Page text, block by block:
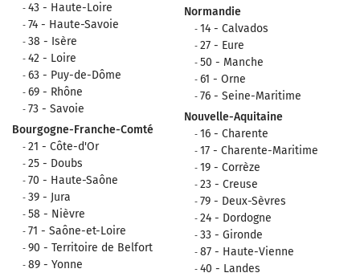
43 - Haute-Loire
74 - Haute-Savoie
38 - Isère
42 - Loire
63 - Puy-de-Dôme
69 - Rhône
73 - Savoie
Bourgogne-Franche-Comté
21 - Côte-d'Or
25 - Doubs
70 - Haute-Saône
39 - Jura
58 - Nièvre
71 - Saône-et-Loire
90 - Territoire de Belfort
89 - Yonne
Normandie
14 - Calvados
27 - Eure
50 - Manche
61 - Orne
76 - Seine-Maritime
Nouvelle-Aquitaine
16 - Charente
17 - Charente-Maritime
19 - Corrèze
23 - Creuse
79 - Deux-Sèvres
24 - Dordogne
33 - Gironde
87 - Haute-Vienne
40 - Landes